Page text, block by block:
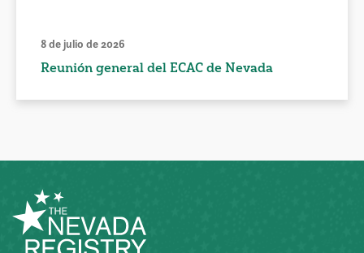
8 de julio de 2026
Reunión general del ECAC de Nevada